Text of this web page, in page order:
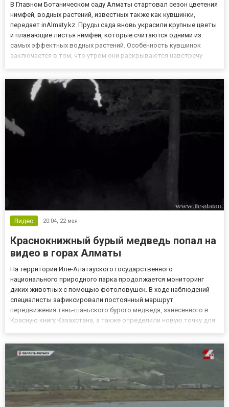
В Главном Ботаническом саду Алматы стартовал сезон цветения
нимфей, водных растений, известных также как кувшинки,
передает inAlmaty.kz. Пруды сада вновь украсили крупные цветы
и плавающие листья нимфей, которые считаются одними из
самых эффектных водных растений. Особенность кувшинок
заключается в том, что утром они раскрываются навстречу
Видео 20:04, 22 мая
Краснокнижный бурый медведь попал на
видео в горах Алматы
На территории Иле-Алатауского государственного
национального природного парка продолжается мониторинг
диких животных с помощью фотоловушек. В ходе наблюдений
специалисты зафиксировали постоянный маршрут
передвижения тянь-шаньского бурого медведя, занесенного в
Красную книгу Казахстана, а также определили новую точку для
медведей в их естественной сре...